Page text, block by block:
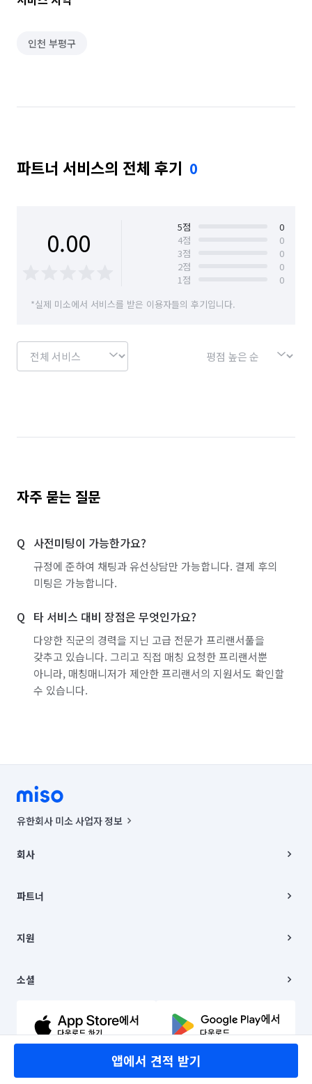
인천 부평구
파트너 서비스의 전체 후기 0
0.00 5점
0
4점
0
3점
0
2점
0
1점
0
*실제 미소에서 서비스를 받은 이용자들의 후기입니다.
자주 묻는 질문
사전미팅이 가능한가요?
규정에 준하여 채팅과 유선상담만 가능합니다. 결제 후의
미팅은 가능합니다.
타 서비스 대비 장점은 무엇인가요?
다양한 직군의 경력을 지닌 고급 전문가 프리랜서풀을
갖추고 있습니다. 그리고 직접 매칭 요청한 프리랜서뿐
아니라, 매칭매니저가 제안한 프리랜서의 지원서도 확인할
수 있습니다.
앱에서 견적 받기
유한회사 미소 사업자 정보
00019 |
주소 | 본사: 서울특별시 종로구 율곡로 6(중학동, 트윈트리빌딩) B동 5층
컨택센터 : 서울특별시 종로구 수송동 율곡로 24, 7층, 8층 미소
상품, 상품정보, 거래에 관한 의무와 책임은 거래당사자에게 있습니다.
언론 보도 관련 문의:
© 유한회사 미소. Miso, Inc. All Rights Reserved.
회사
채용
파트너
이사
지원
이용약관
문의하기
소셜
유튜브